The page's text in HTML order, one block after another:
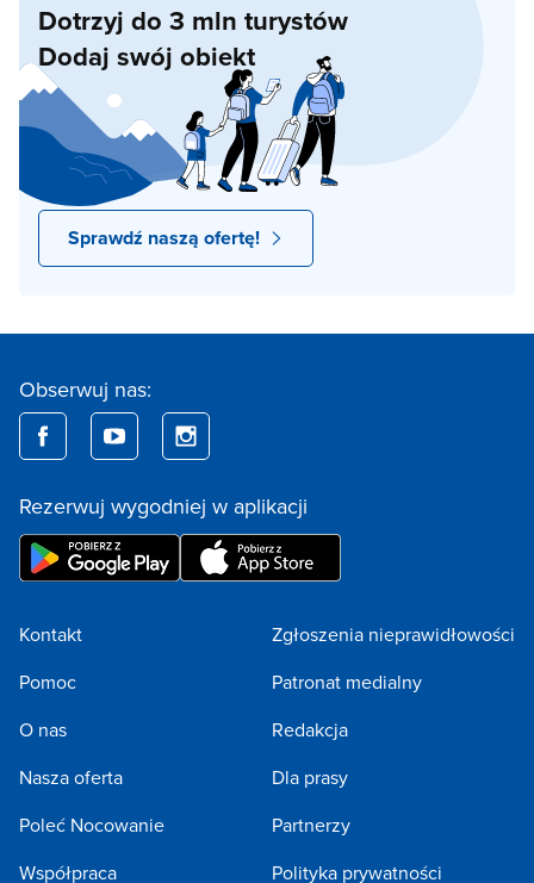
Dotrzyj do 3 mln turystów
Dodaj swój obiekt
Sprawdź naszą ofertę!
Obserwuj nas:
Rezerwuj wygodniej w aplikacji
Kontakt
Pomoc
O nas
Nasza oferta
Poleć Nocowanie
Współpraca
Zgłoszenia nieprawidłowości
Patronat medialny
Redakcja
Dla prasy
Partnerzy
Polityka prywatności